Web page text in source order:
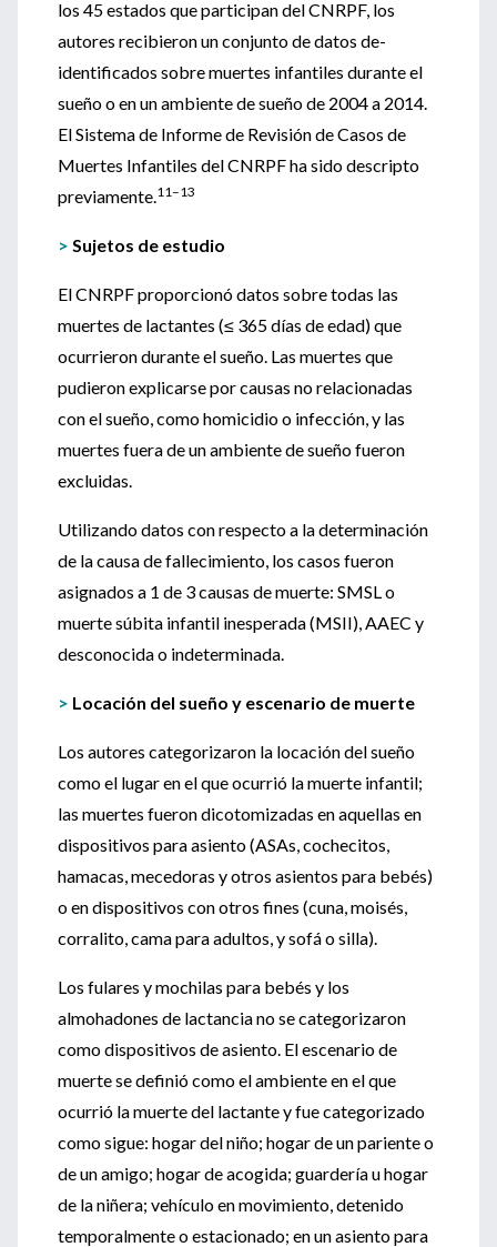
los 45 estados que participan del CNRPF, los
autores recibieron un conjunto de datos de-
identificados sobre muertes infantiles durante el
sueño o en un ambiente de sueño de 2004 a 2014.
El Sistema de Informe de Revisión de Casos de
Muertes Infantiles del CNRPF ha sido descripto
previamente.11–13
> Sujetos de estudio
El CNRPF proporcionó datos sobre todas las
muertes de lactantes (≤ 365 días de edad) que
ocurrieron durante el sueño. Las muertes que
pudieron explicarse por causas no relacionadas
con el sueño, como homicidio o infección, y las
muertes fuera de un ambiente de sueño fueron
excluidas.
Utilizando datos con respecto a la determinación
de la causa de fallecimiento, los casos fueron
asignados a 1 de 3 causas de muerte: SMSL o
muerte súbita infantil inesperada (MSII), AAEC y
desconocida o indeterminada.
> Locación del sueño y escenario de muerte
Los autores categorizaron la locación del sueño
como el lugar en el que ocurrió la muerte infantil;
las muertes fueron dicotomizadas en aquellas en
dispositivos para asiento (ASAs, cochecitos,
hamacas, mecedoras y otros asientos para bebés)
o en dispositivos con otros fines (cuna, moisés,
corralito, cama para adultos, y sofá o silla).
Los fulares y mochilas para bebés y los
almohadones de lactancia no se categorizaron
como dispositivos de asiento. El escenario de
muerte se definió como el ambiente en el que
ocurrió la muerte del lactante y fue categorizado
como sigue: hogar del niño; hogar de un pariente o
de un amigo; hogar de acogida; guardería u hogar
de la niñera; vehículo en movimiento, detenido
temporalmente o estacionado; en un asiento para